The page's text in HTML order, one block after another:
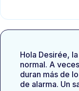
Hola Desirée,
normal. A
duran más de
de alarma. Un